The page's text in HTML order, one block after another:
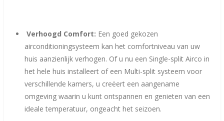
Verhoogd Comfort: Een goed gekozen
airconditioningsysteem kan het comfortniveau van uw
huis aanzienlijk verhogen. Of u nu een Single-split Airco in
het hele huis installeert of een Multi-split systeem voor
verschillende kamers, u creëert een aangename
omgeving waarin u kunt ontspannen en genieten van een
ideale temperatuur, ongeacht het seizoen.